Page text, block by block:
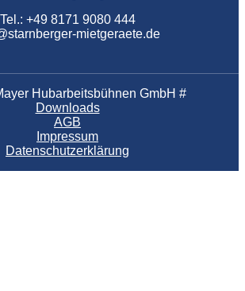
Tel.: +49 8171 9080 444
mietgeraete.de
Hubarbeitsbühnen GmbH #
Downloads
AGB
Impressum
Datenschutzerklärung